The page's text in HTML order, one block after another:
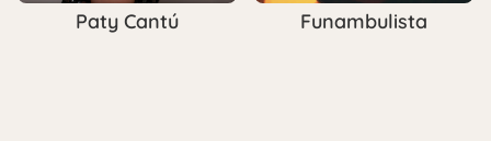
Paty Cantú Funambulista